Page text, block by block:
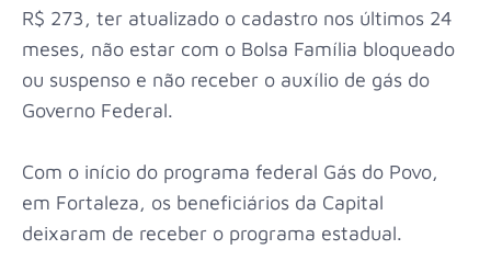
R$ 273, ter atualizado o cadastro nos últimos 24
meses, não estar com o Bolsa Família bloqueado
ou suspenso e não receber o auxílio de gás do
Governo Federal.
Com o início do programa federal Gás do Povo,
em Fortaleza, os beneficiários da Capital
deixaram de receber o programa estadual.